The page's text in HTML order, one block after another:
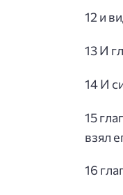
12 и
13 И
14 И
15
взял
16